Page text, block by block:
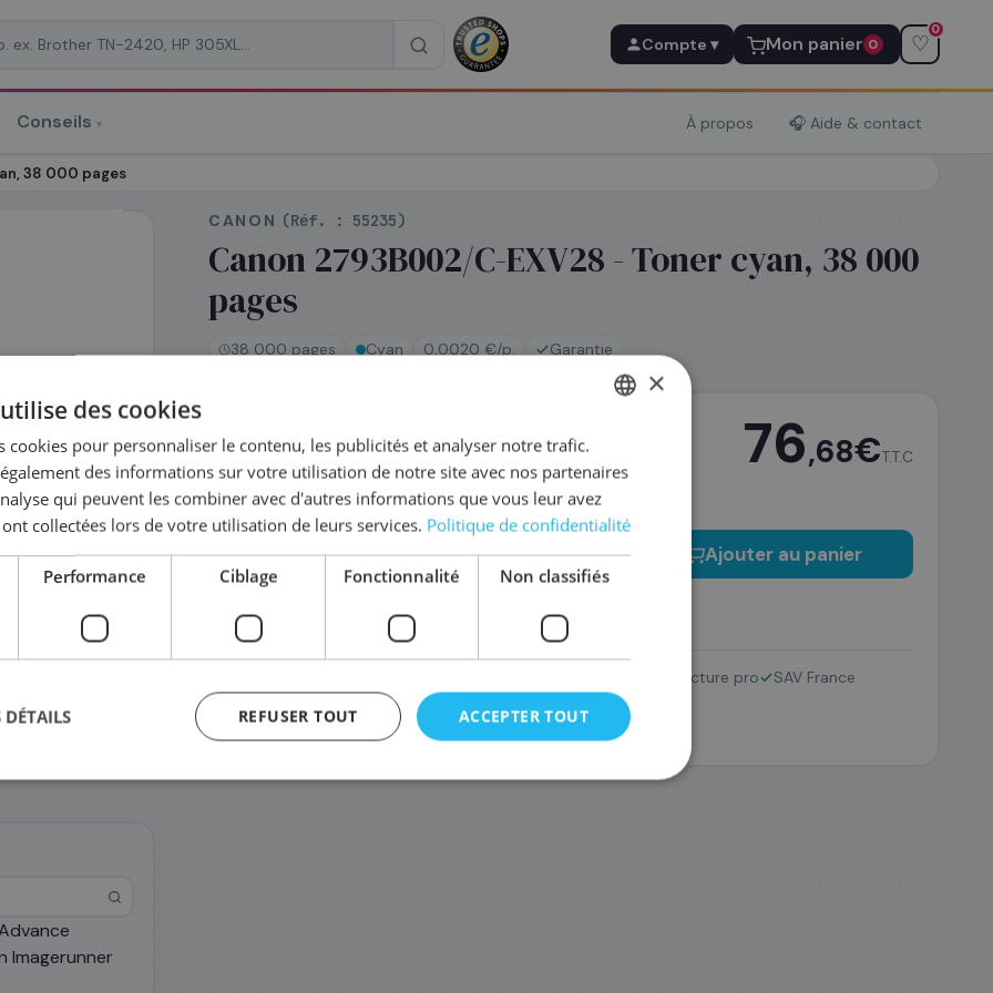
Compte ▾ Mon panier 0 ♡
0
Conseils ▾ À propos 🎧 Aide & contact
38 000 pages
Imagerunner
CANON (Réf. : 55235)
Canon 2793B002/C-EXV28 - Toner cyan, 38 000
pages
38 000 pages Cyan 0,0020 €/p. Garantie
Expédié le jour même —
commandez avant 14h
Coût par impression :0,0020€
76,68€T.T.C
− + Ajouter au panier
Complétez la série2793
230,28 €
Facture pro SAV France
ENGLISH
×
des cookies
cookies pour personnaliser le contenu, les publicités et analyser notre trafic.
des informations sur votre utilisation de notre site avec nos partenaires
qui peuvent les combiner avec d'autres informations que vous leur avez
collectées lors de votre utilisation de leurs services. Politique de confidentialité
Performance Ciblage Fonctionnalité Non classifiés
ACCEPTER TOUT
REFUSER TOUT
DÉTAILS